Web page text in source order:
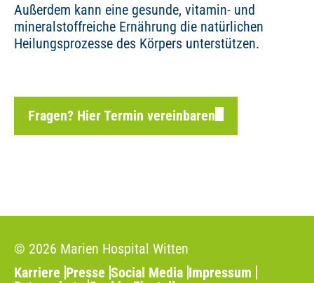
Außerdem kann eine gesunde, vitamin- und
mineralstoffreiche Ernährung die natürlichen
Heilungsprozesse des Körpers unterstützen.
Fragen? Hier Termin vereinbaren
© 2026 Marien Hospital Witten
Karriere Presse Social Media Impressum